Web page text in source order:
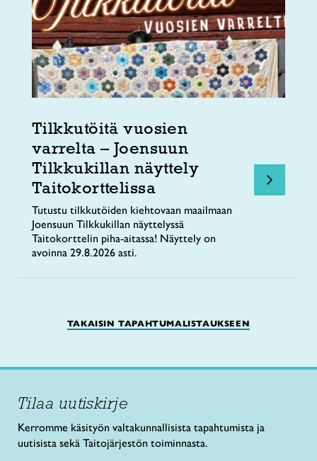
Tilkkutöitä vuosien
varrelta – Joensuun
Tilkkukillan näyttely
Taitokorttelissa
Tutustu tilkkutöiden kiehtovaan maailmaan
Joensuun Tilkkukillan näyttelyssä
Taitokorttelin piha-aitassa! Näyttely on
avoinna 29.8.2026 asti.
TAKAISIN TAPAHTUMALISTAUKSEEN
Tilaa uutiskirje
Kerromme käsityön valtakunnallisista tapahtumista ja
uutisista sekä Taitojärjestön toiminnasta.